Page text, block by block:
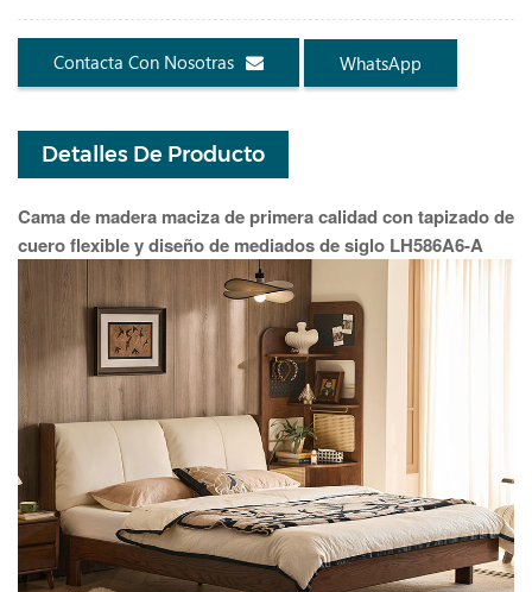
Contacta Con Nosotras WhatsApp
Detalles De Producto
Cama de madera maciza de primera calidad con tapizado de
cuero flexible y diseño de mediados de siglo LH586A6-A